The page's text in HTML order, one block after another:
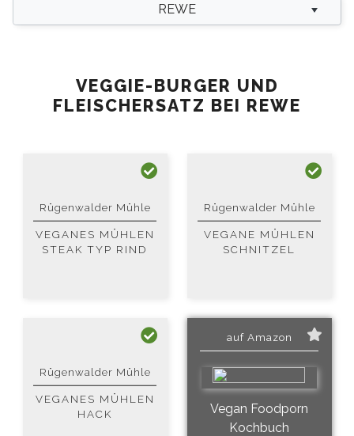
REWE
VEGGIE-BURGER UND
FLEISCHERSATZ BEI REWE
Rügenwalder Mühle
VEGANES MÜHLEN
STEAK TYP RIND
Rügenwalder Mühle
VEGANE MÜHLEN
SCHNITZEL
Rügenwalder Mühle
VEGANES MÜHLEN
HACK
auf Amazon
Vegan Foodporn
Kochbuch